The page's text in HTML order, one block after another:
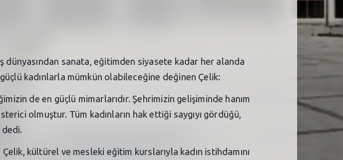
dünyasından sanata, eğitimden siyasete kadar her alanda
kadınlarla mümkün olabileceğine değinen Çelik:
de en güçlü mimarlarıdır. Şehrimizin gelişiminde hanım
olmuştur. Tüm kadınların hak ettiği saygıyı gördüğü,
kültürel ve mesleki eğitim kurslarıyla kadın istihdamını